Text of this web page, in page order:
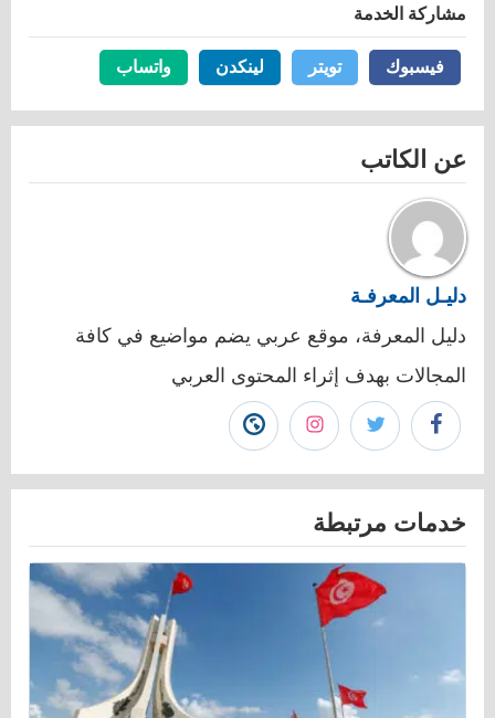
مشاركة الخدمة
فيسبوك فيسبوكتويتر لينكدن لينكدنواتساب
عن الكاتب
دليـل المعرفـة
دليل المعرفة، موقع عربي يضم مواضيع في كافة
المجالات بهدف إثراء المحتوى العربي
تابع
دليـل
المعرفـة
تابع
دليـل
المعرفـة
على
تويتر"
تابع
دليـل
زيارة
موقع
المعرفـة"
خدمات مرتبطة